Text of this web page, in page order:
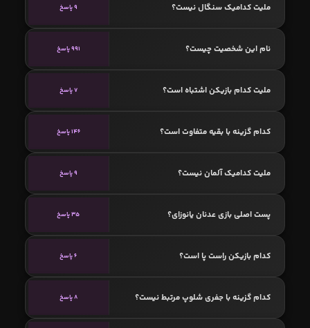
ملیت کدامیک سنگال نیست؟ 9 پاسخ
نام این شخصیت چیست؟ 991 پاسخ
ملیت کدام بازیکن اشتباه است؟ 7 پاسخ
کدام گزینه با بقیه متفاوت است؟ 146 پاسخ
ملیت کدامیک آلمان نیست؟ 9 پاسخ
پست اصلی بازی عدنان یانوزای؟ 35 پاسخ
کدام بازیکن راست پا است؟ 6 پاسخ
کدام گزینه با جفری شلوپ مرتبط نیست؟ 8 پاسخ